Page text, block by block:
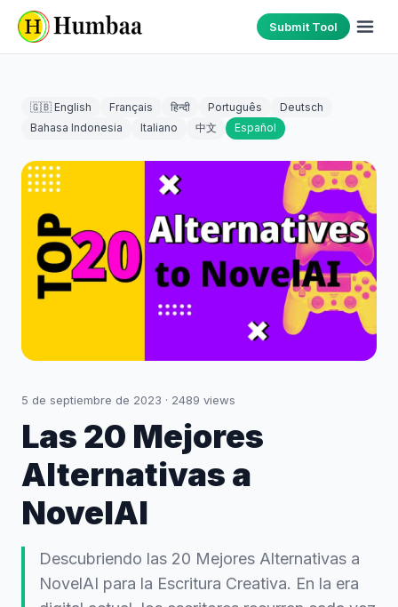
Submit Tool
🇬🇧 English Français हिन्दी Português
Deutsch
Bahasa Indonesia
Italiano 中文 Español
5 de septiembre de 2023 · 2489 views
Las 20 Mejores
Alternativas a
NovelAI
Descubriendo las 20 Mejores Alternativas a
NovelAI para la Escritura Creativa. En la era